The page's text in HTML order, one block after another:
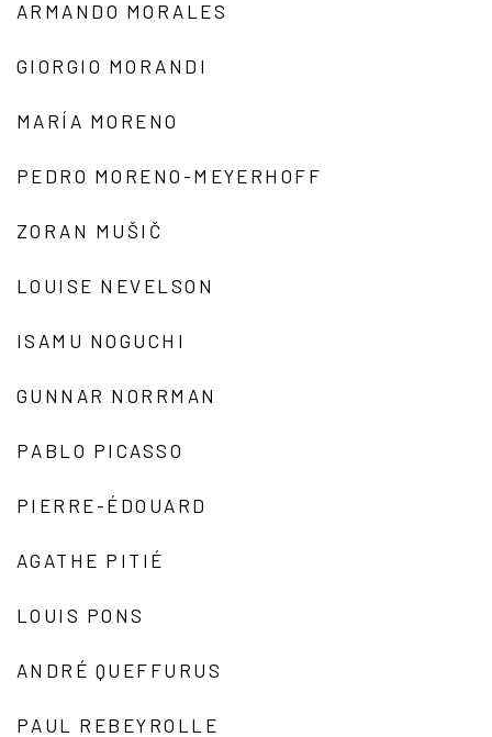
ARMANDO MORALES
GIORGIO MORANDI
MARÍA MORENO
PEDRO MORENO-MEYERHOFF
ZORAN MUŠIČ
LOUISE NEVELSON
ISAMU NOGUCHI
GUNNAR NORRMAN
PABLO PICASSO
PIERRE-ÉDOUARD
AGATHE PITIÉ
LOUIS PONS
ANDRÉ QUEFFURUS
PAUL REBEYROLLE